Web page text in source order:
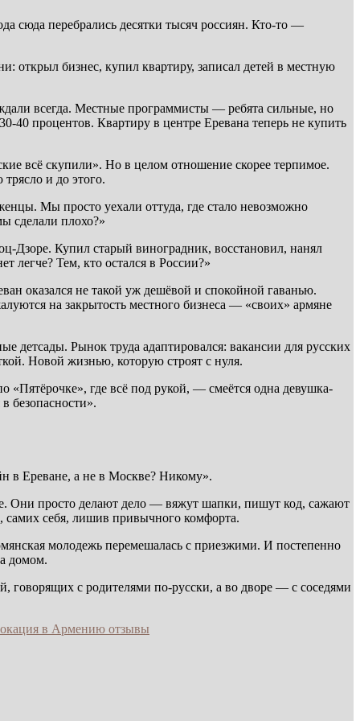
сюда перебрались десятки тысяч россиян. Кто-то —
открыл бизнес, купил квартиру, записал детей в местную
всегда. Местные программисты — ребята сильные, но
40 процентов. Квартиру в центре Еревана теперь не купить
всё скупили». Но в целом отношение скорее терпимое.
и до этого.
Мы просто уехали оттуда, где стало невозможно
сделали плохо?»
Дзоре. Купил старый виноградник, восстановил, нанял
легче? Тем, кто остался в России?»
оказался не такой уж дешёвой и спокойной гаванью.
на закрытость местного бизнеса — «своих» армяне
детсады. Рынок труда адаптировался: вакансии для русских
Новой жизнью, которую строят с нуля.
где всё под рукой, — смеётся одна девушка-
безопасности».
в Ереване, а не в Москве? Никому».
Они просто делают дело — вяжут шапки, пишут код, сажают
самих себя, лишив привычного комфорта.
молодежь перемешалась с приезжими. И постепенно
домом.
говорящих с родителями по-русски, а во дворе — с соседями
в Армению отзывы